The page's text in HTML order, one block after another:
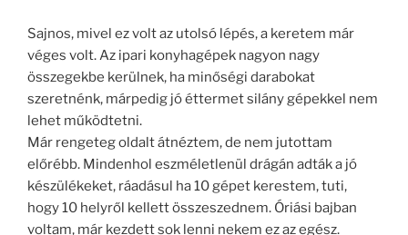
Sajnos, mivel ez volt az utolsó lépés, a keretem már
véges volt. Az ipari konyhagépek nagyon nagy
összegekbe kerülnek, ha minőségi darabokat
szeretnénk, márpedig jó éttermet silány gépekkel nem
lehet működtetni.
Már rengeteg oldalt átnéztem, de nem jutottam
előrébb. Mindenhol eszméletlenül drágán adták a jó
készülékeket, ráadásul ha 10 gépet kerestem, tuti,
hogy 10 helyről kellett összeszednem. Óriási bajban
voltam, már kezdett sok lenni nekem ez az egész.